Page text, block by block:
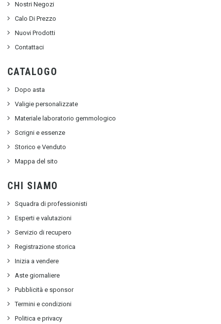
Nostri Negozi
Calo Di Prezzo
Nuovi Prodotti
Contattaci
CATALOGO
Dopo asta
Valigie personalizzate
Materiale laboratorio gemmologico
Scrigni e essenze
Storico e Venduto
Mappa del sito
CHI SIAMO
Squadra di professionisti
Esperti e valutazioni
Servizio di recupero
Registrazione storica
Inizia a vendere
Aste giornaliere
Pubblicità e sponsor
Termini e condizioni
Politica e privacy